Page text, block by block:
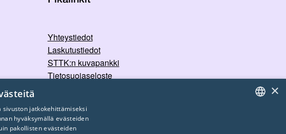
Yhteystiedot
Laskutustiedot
STTK:n kuvapankki
Tietosuojaseloste
×
jatkokehittämiseksi
hyväksymällä evästeiden
pakollisten evästeiden